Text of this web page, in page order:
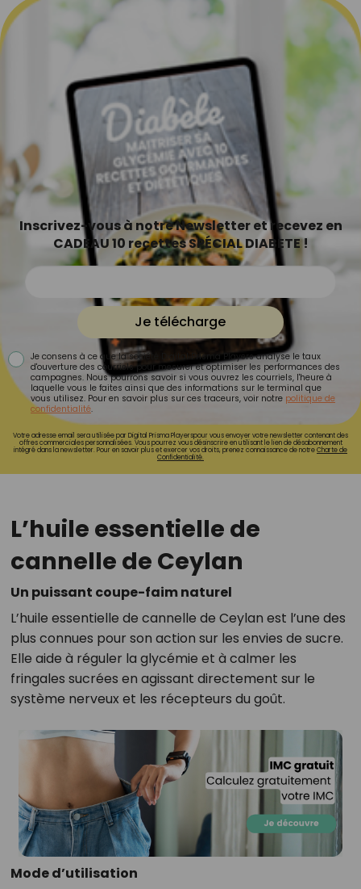
Inscrivez-vous à notre Newsletter et recevez en
CADEAU 10 recettes SPÉCIAL DIABETE !
Je télécharge
Je consens à ce que la société Digital Prisma Players analyse le taux
d'ouverture des courriels pour mesurer et optimiser les performances des
campagnes. Nous pourrons savoir si vous ouvrez les courriels, l'heure à
laquelle vous le faites ainsi que des informations sur le terminal que
vous utilisez. Pour en savoir plus sur ces traceurs, voir notre politique de
confidentialité.
Votre adresse email sera utilisée par Digital Prisma Playerspour vous envoyer votre newsletter contenant des
offres commerciales personnalisées. Vous pourrez vous désinscrire en utilisant le lien de désabonnement
intégré dans la newsletter. Pour en savoir plus et exercer vos droits, prenez connaissance de notreCharte de
Confidentialité.
L’huile essentielle de
cannelle de Ceylan
Un puissant coupe-faim naturel
L’huile essentielle de cannelle de Ceylan est l’une des
plus connues pour son action sur les envies de sucre.
Elle aide à réguler la glycémie et à calmer les
fringales sucrées en agissant directement sur le
système nerveux et les récepteurs du goût.
Mode d’utilisation